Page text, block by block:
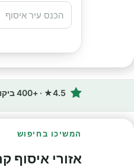
4.5★ · +400 ביקורות Google
המשיכו בחיפוש
אזורי איסוף